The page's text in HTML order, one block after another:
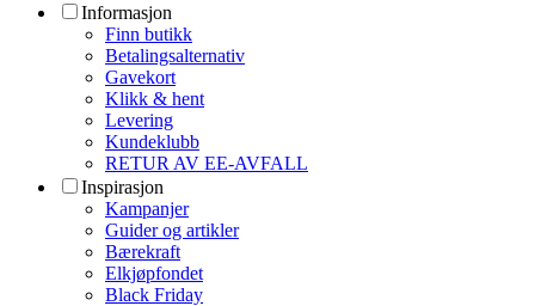
Informasjon
Finn butikk
Betalingsalternativ
Gavekort
Klikk & hent
Levering
Kundeklubb
RETUR AV EE-AVFALL
Inspirasjon
Kampanjer
Guider og artikler
Bærekraft
Elkjøpfondet
Black Friday